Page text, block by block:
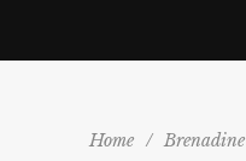
Home / Brenadine